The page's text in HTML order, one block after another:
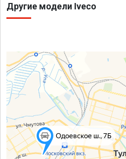
Другие модели Iveco